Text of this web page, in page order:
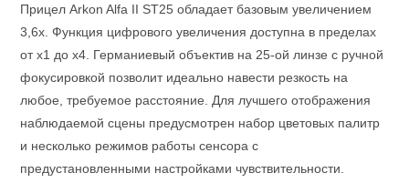
Прицел Arkon Alfa II ST25 обладает базовым увеличением
3,6x. Функция цифрового увеличения доступна в пределах
от х1 до х4. Германиевый объектив на 25-ой линзе с ручной
фокусировкой позволит идеально навести резкость на
любое, требуемое расстояние. Для лучшего отображения
наблюдаемой сцены предусмотрен набор цветовых палитр
и несколько режимов работы сенсора с
предустановленными настройками чувствительности.